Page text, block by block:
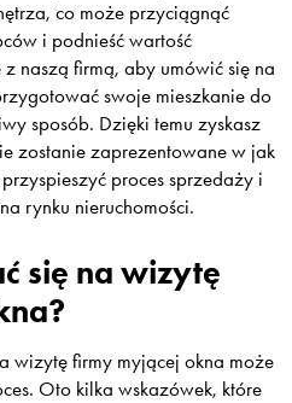
co może przyciągnąć
i podnieść wartość
z naszą firmą, aby umówić się na
swoje mieszkanie do
sposób. Dzięki temu zyskasz
zostanie zaprezentowane w jak
proces sprzedaży i
rynku nieruchomości.
się na wizytę
wizytę firmy myjącej okna może
Oto kilka wskazówek, które